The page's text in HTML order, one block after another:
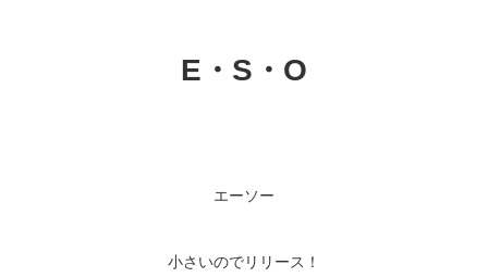
E・S・O
エーソー
小さいのでリリース！